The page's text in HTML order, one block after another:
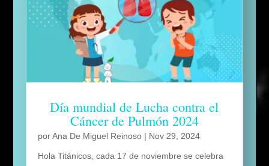
Día mundial de Lucha contra el
Cáncer de Pulmón 2024
porAna De Miguel Reinoso| Nov 29, 2024
Hola Titánicos, cada 17 de noviembre se celebra